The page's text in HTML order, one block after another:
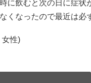
に飲むと次の日に症
くなったので最近は
性)